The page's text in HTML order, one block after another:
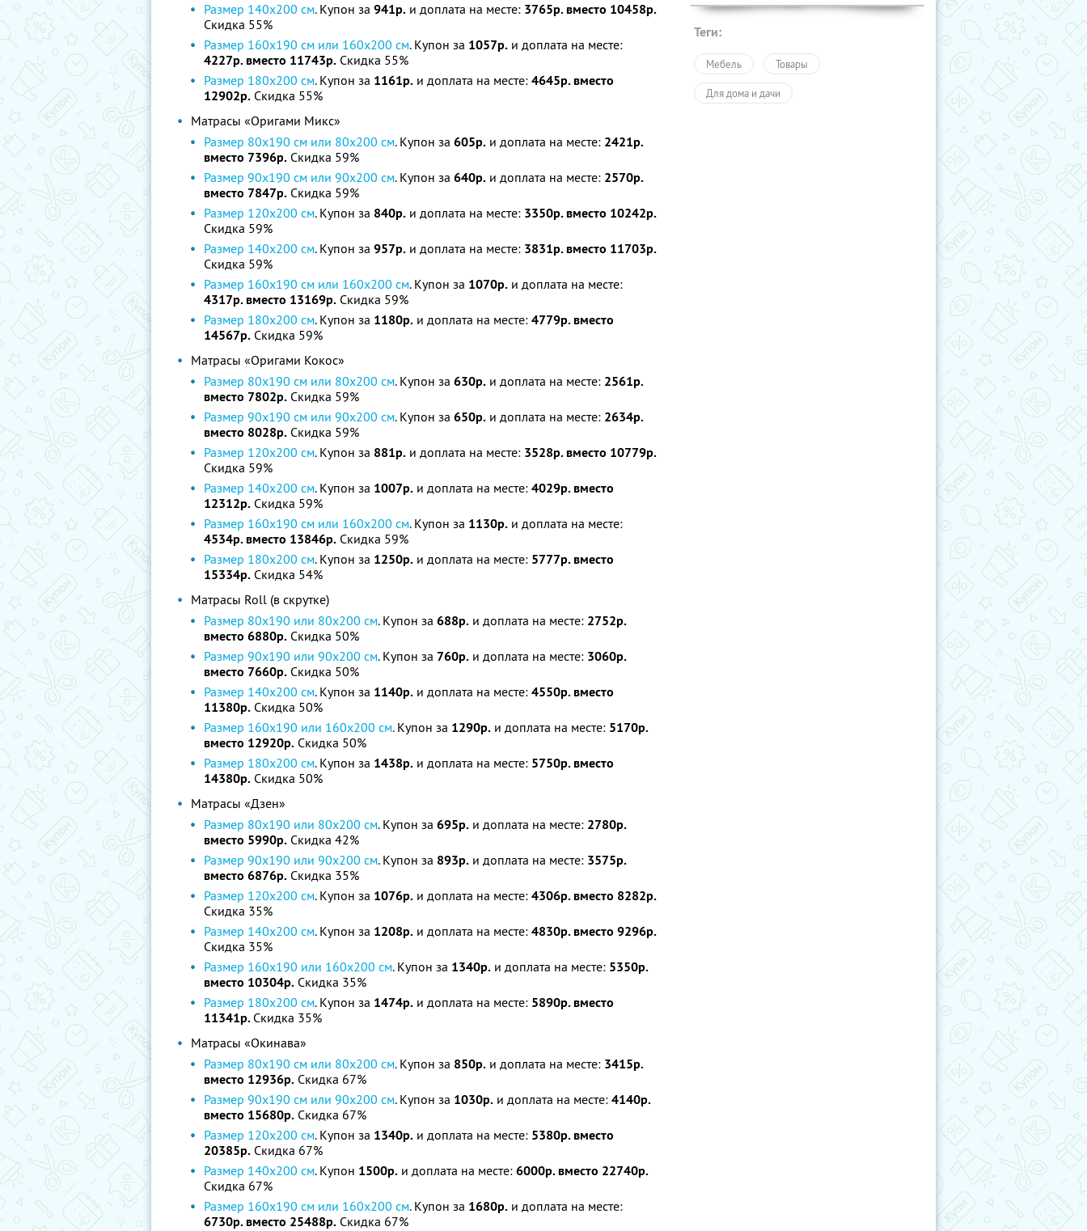
Размер 140х200 см. Купон за 941р. и доплата на месте: 3765р. вместо 10458р.
Скидка 55%
Размер 160х190 cм или 160х200 см. Купон за 1057р. и доплата на месте:
4227р. вместо 11743р. Скидка 55%
Размер 180х200 см. Купон за 1161р. и доплата на месте: 4645р. вместо
12902р. Скидка 55%
Матрасы «Оригами Микс»
Размер 80х190 cм или 80х200 см. Купон за 605р. и доплата на месте: 2421р.
вместо 7396р. Скидка 59%
Размер 90х190 cм или 90х200 см. Купон за 640р. и доплата на месте: 2570р.
вместо 7847р. Скидка 59%
Размер 120х200 см. Купон за 840р. и доплата на месте: 3350р. вместо 10242р.
Скидка 59%
Размер 140х200 см. Купон за 957р. и доплата на месте: 3831р. вместо 11703р.
Скидка 59%
Размер 160х190 cм или 160х200 см. Купон за 1070р. и доплата на месте:
4317р. вместо 13169р. Скидка 59%
Размер 180х200 см. Купон за 1180р. и доплата на месте: 4779р. вместо
14567р. Скидка 59%
Матрасы «Оригами Кокос»
Размер 80х190 cм или 80х200 см. Купон за 630р. и доплата на месте: 2561р.
вместо 7802р. Скидка 59%
Размер 90х190 cм или 90х200 см. Купон за 650р. и доплата на месте: 2634р.
вместо 8028р. Скидка 59%
Размер 120х200 см. Купон за 881р. и доплата на месте: 3528р. вместо 10779р.
Скидка 59%
Размер 140х200 см. Купон за 1007р. и доплата на месте: 4029р. вместо
12312р. Скидка 59%
Размер 160х190 cм или 160х200 см. Купон за 1130р. и доплата на месте:
4534р. вместо 13846р. Скидка 59%
Размер 180х200 см. Купон за 1250р. и доплата на месте: 5777р. вместо
15334р. Скидка 54%
Матрасы Roll (в скрутке)
Размер 80х190 или 80х200 см. Купон за 688р. и доплата на месте: 2752р.
вместо 6880р. Скидка 50%
Размер 90х190 или 90х200 см. Купон за 760р. и доплата на месте: 3060р.
вместо 7660р. Скидка 50%
Размер 140х200 см. Купон за 1140р. и доплата на месте: 4550р. вместо
11380р. Скидка 50%
Размер 160х190 или 160х200 см. Купон за 1290р. и доплата на месте: 5170р.
вместо 12920р. Скидка 50%
Размер 180х200 см. Купон за 1438р. и доплата на месте: 5750р. вместо
14380р. Скидка 50%
Матрасы «Дзен»
Размер 80х190 или 80х200 см. Купон за 695р. и доплата на месте: 2780р.
вместо 5990р. Скидка 42%
Размер 90х190 или 90х200 см. Купон за 893р. и доплата на месте: 3575р.
вместо 6876р. Скидка 35%
Размер 120х200 см. Купон за 1076р. и доплата на месте: 4306р. вместо 8282р.
Скидка 35%
Размер 140х200 см. Купон за 1208р. и доплата на месте: 4830р. вместо 9296р.
Скидка 35%
Размер 160х190 или 160х200 см. Купон за 1340р. и доплата на месте: 5350р.
вместо 10304р. Скидка 35%
Размер 180х200 см. Купон за 1474р. и доплата на месте: 5890р. вместо
11341р. Скидка 35%
Матрасы «Окинава»
Размер 80х190 cм или 80х200 см. Купон за 850р. и доплата на месте: 3415р.
вместо 12936р. Скидка 67%
Размер 90х190 cм или 90х200 см. Купон за 1030р. и доплата на месте: 4140р.
вместо 15680р. Скидка 67%
Размер 120х200 см. Купон за 1340р. и доплата на месте: 5380р. вместо
20385р. Скидка 67%
Размер 140х200 см. Купон 1500р. и доплата на месте: 6000р. вместо 22740р.
Скидка 67%
Размер 160х190 cм или 160х200 см. Купон за 1680р. и доплата на месте:
6730р. вместо 25488р. Скидка 67%
Теги:
Мебель Товары
Для дома и дачи